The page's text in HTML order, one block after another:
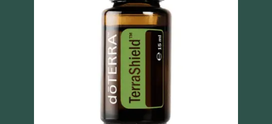
Szybki podgląd